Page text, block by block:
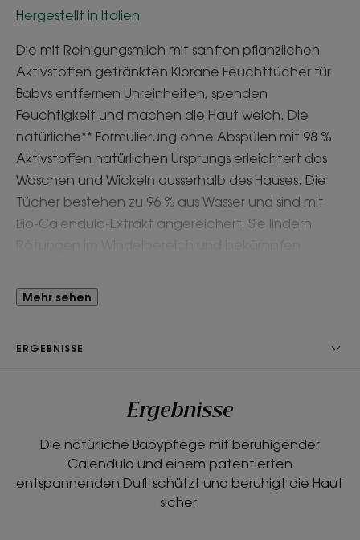
Hergestellt in Italien
Die mit Reinigungsmilch mit sanften pflanzlichen
Aktivstoffen getränkten Klorane Feuchttücher für
Babys entfernen Unreinheiten, spenden
Feuchtigkeit und machen die Haut weich. Die
natürliche** Formulierung ohne Abspülen mit 98 %
Aktivstoffen natürlichen Ursprungs erleichtert das
Waschen und Wickeln ausserhalb des Hauses. Die
Tücher bestehen zu 96 % aus Wasser und sind mit
Bio-Calendula-Extrakt angereichert. Sie lindern
weich, mit Feuchtigkeit versorgt und vor dem
Austrocknen geschützt***, für einen
Unsere Feuchttücher bestehen zu 100 % aus
bequem in einem wiederverschliessbaren Beutel
mitnehmen, der sie frisch hält und ihren
entspannenden Duft bewahrt.
Mehr sehen
ERGEBNISSE
Ergebnisse
Die natürliche Babypflege mit beruhigender
Calendula und einem patentierten
entspannenden Duft schützt und beruhigt die Haut
sicher.